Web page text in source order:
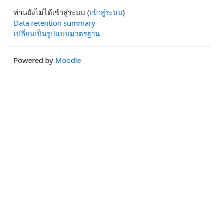
ท่านยังไม่ได้เข้าสู่ระบบ (เข้าสู่ระบบ)
Data retention summary
เปลี่ยนเป็นรูปแบบมาตรฐาน
Powered by Moodle